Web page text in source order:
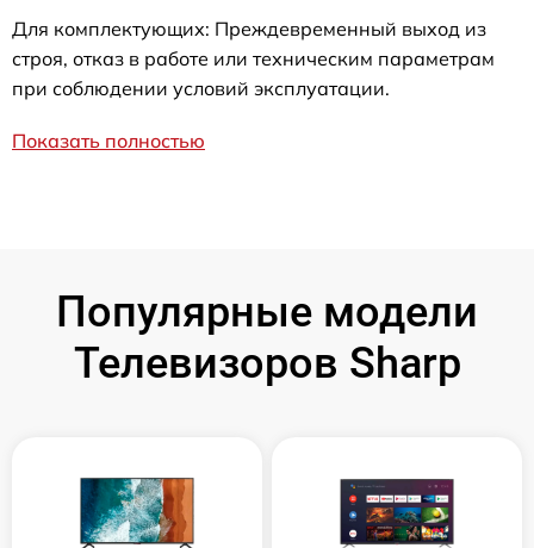
Для комплектующих: Преждевременный выход из
строя, отказ в работе или техническим параметрам
при соблюдении условий эксплуатации.
Показать полностью
Популярные модели
Телевизоров Sharp